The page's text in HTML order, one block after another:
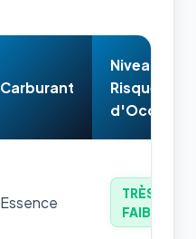
Carburant
Niveau de
Risque
d'Occasion
Essence
TRÈS
FAIBLE